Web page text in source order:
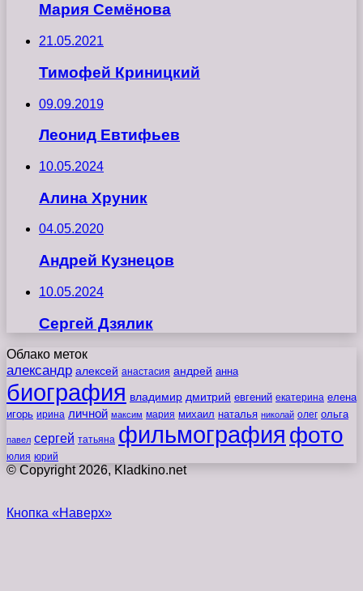
Мария Семёнова
21.05.2021
Тимофей Криницкий
09.09.2019
Леонид Евтифьев
10.05.2024
Алина Хруник
04.05.2020
Андрей Кузнецов
10.05.2024
Сергей Дзялик
Облако меток
александр алексей анастасия андрей анна
биография владимир дмитрий евгений екатерина елена
игорь ирина личной максим мария михаил наталья николай олег ольга
павел сергей татьяна фильмография фото
юлия юрий
© Copyright 2026, Kladkino.net
Кнопка «Наверх»